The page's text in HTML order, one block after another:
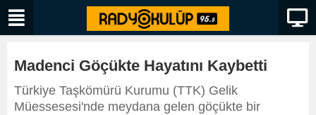
Madenci Göçükte Hayatını Kaybetti
Türkiye Taşkömürü Kurumu (TTK) Gelik
Müessesesi'nde meydana gelen göçükte bir